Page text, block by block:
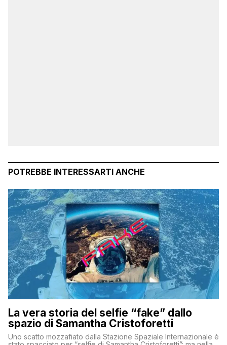
POTREBBE INTERESSARTI ANCHE
La vera storia del selfie “fake” dallo
spazio di Samantha Cristoforetti
Uno scatto mozzafiato dalla Stazione Spaziale Internazionale è